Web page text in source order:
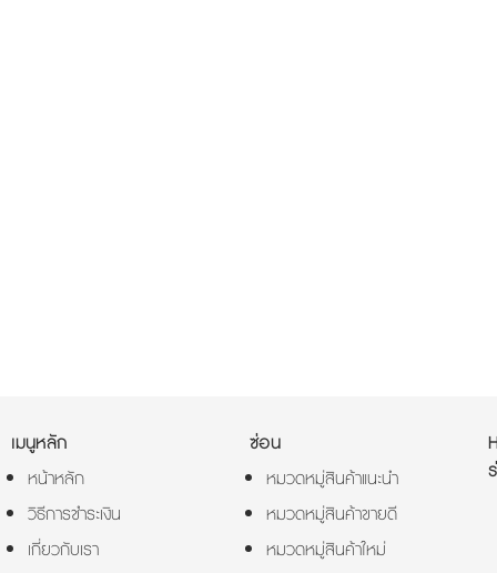
เมนูหลัก
หน้าหลัก
วิธีการชำระเงิน
เกี่ยวกับเรา
ซ่อน
หมวดหมู่สินค้าแนะนำ
หมวดหมู่สินค้าขายดี
หมวดหมู่สินค้าใหม่